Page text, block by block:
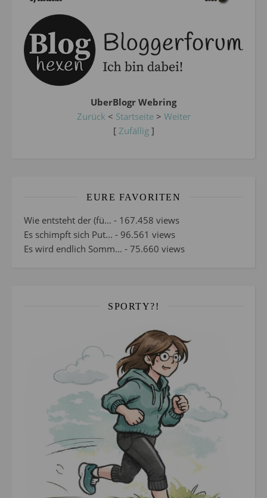
UberBlogr Webring
Zurück < Startseite> Weiter
[ Zufällig]
EURE FAVORITEN
Wie entsteht der (fü... - 167.458 views
Es schimpft sich Put... - 96.561 views
Es wird endlich Somm... - 75.660 views
SPORTY?!